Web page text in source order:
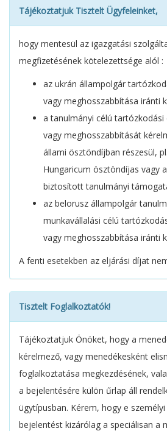
Tájékoztatjuk Tisztelt Ügyfeleinket,
hogy mentesül az igazgatási
megfizetésének kötelezettsége alól :
az ukrán állampolgár
vagy meghosszabbítása iránti
a tanulmányi célú tartózkodási
vagy meghosszabbítását
állami ösztöndíjban részesül,
Hungaricum ösztöndíjas vagy
biztosított tanulmányi
az belorusz állampolgár
munkavállalási célú
vagy meghosszabbítása iránti
A fenti esetekben az eljárási díjat
Tisztelt Foglalkoztatók!
Tájékoztatjuk Önöket, hogy a
kérelmező, vagy menedékesként
foglalkoztatása megkezdésének,
a bejelentésére külön űrlap áll
ügytípusban. Kérem, hogy e
bejelentést kizárólag a speciálisan a